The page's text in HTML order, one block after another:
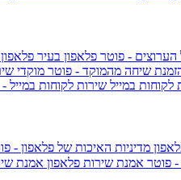
הערוצים - פוטר פלאפון בעיר
שיחה מהמוקד - פוטר מוקדי
לקוחות במייל שירות לקוחות במייל
מדיניות האיכות של פלאפון -
- פוטר אמנת שירות פלאפון אמנת